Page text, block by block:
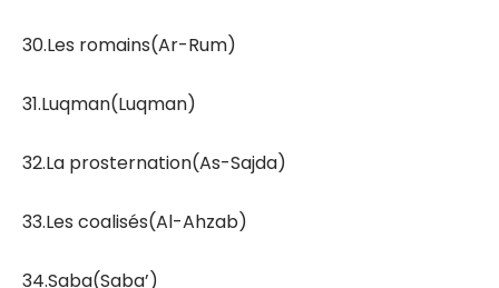
30.Les romains(Ar-Rum)
31.Luqman(Luqman)
32.La prosternation(As-Sajda)
33.Les coalisés(Al-Ahzab)
34.Saba(Saba’)